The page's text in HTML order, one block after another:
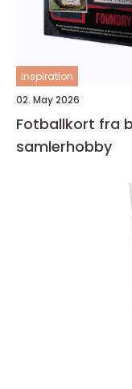
inspiration
02. May 2026
Fotballkort fra barndomsminner til moderne
samlerhobby